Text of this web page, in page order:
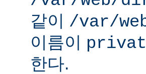
같이 /var/
이름이
한다.